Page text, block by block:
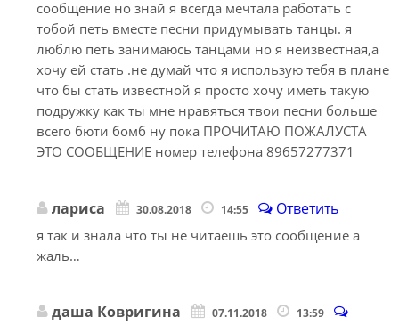
сообщение но знай я всегда мечтала работать с
тобой петь вместе песни придумывать танцы. я
люблю петь занимаюсь танцами но я неизвестная,а
хочу ей стать .не думай что я использую тебя в плане
что бы стать известной я просто хочу иметь такую
подружку как ты мне нравяться твои песни больше
всего бюти бомб ну пока ПРОЧИТАЮ ПОЖАЛУСТА
ЭТО СООБЩЕНИЕ номер телефона 89657277371
лариса 30.08.2018 14:55 Ответить
я так и знала что ты не читаешь это сообщение а
жаль…
даша Ковригина 07.11.2018 13:59